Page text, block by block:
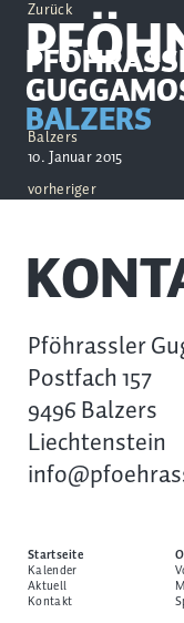
BALZERS
Zurück
Balzers
10. Januar 2015
vorheriger
Pföhrassler
Postfach 157
9496 Balzers
Liechtenstein
Startseite
Kalender
Aktuell
Kontakt